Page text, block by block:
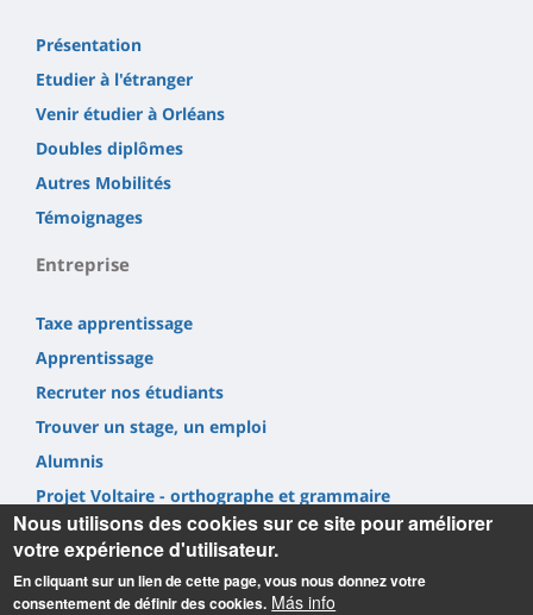
Présentation
Etudier à l'étranger
Venir étudier à Orléans
Doubles diplômes
Autres Mobilités
Témoignages
Entreprise
Taxe apprentissage
Apprentissage
Recruter nos étudiants
Trouver un stage, un emploi
Alumnis
Projet Voltaire - orthographe et grammaire
Nous utilisons des cookies sur ce site pour améliorer
votre expérience d'utilisateur.
En cliquant sur un lien de cette page, vous nous donnez votre
consentement de définir des cookies. Más info